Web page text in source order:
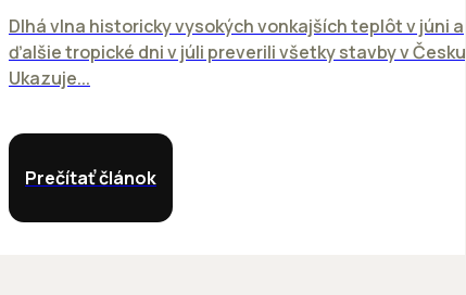
Dlhá vlna historicky vysokých vonkajších teplôt v júni a
ďalšie tropické dni v júli preverili všetky stavby v Česku.
Ukazuje...
Prečítať článok